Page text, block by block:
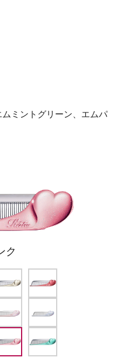
ミントグリーン、エムパ
ク